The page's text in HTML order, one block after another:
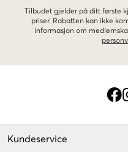
Tilbudet gjelder på ditt første
priser. Rabatten kan ikke
informasjon om
Kundeservice